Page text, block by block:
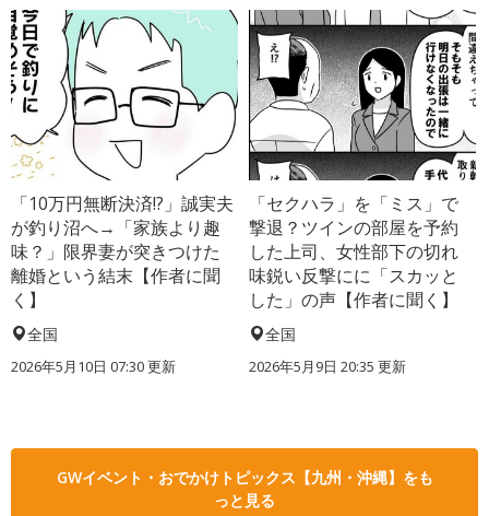
「10万円無断決済!?」誠実夫
が釣り沼へ→「家族より趣
味？」限界妻が突きつけた
離婚という結末【作者に聞
く】
全国
2026年5月10日 07:30 更新
「セクハラ」を「ミス」で
撃退？ツインの部屋を予約
した上司、女性部下の切れ
味鋭い反撃にに「スカッと
した」の声【作者に聞く】
全国
2026年5月9日 20:35 更新
GWイベント・おでかけトピックス【九州・沖縄】をも
っと見る